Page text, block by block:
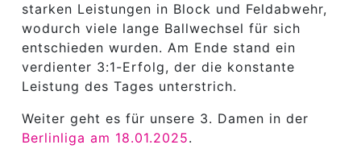
starken Leistungen in Block und Feldabwehr,
wodurch viele lange Ballwechsel für sich
entschieden wurden. Am Ende stand ein
verdienter 3:1-Erfolg, der die konstante
Leistung des Tages unterstrich.
Weiter geht es für unsere 3. Damen in der
Berlinliga am 18.01.2025.